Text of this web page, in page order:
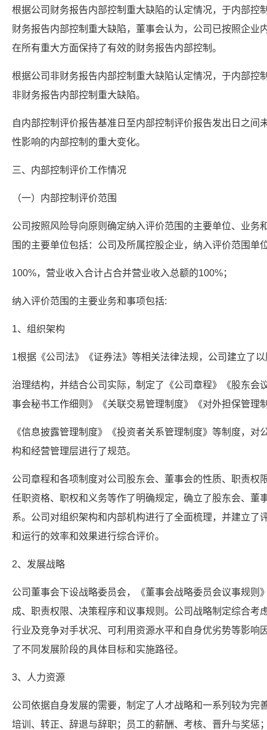
根据公司财务报告内部控制重大缺陷的认定情况，于内部控
财务报告内部控制重大缺陷，董事会认为，公司已按照企业
在所有重大方面保持了有效的财务报告内部控制。
根据公司非财务报告内部控制重大缺陷认定情况，于内部控
非财务报告内部控制重大缺陷。
自内部控制评价报告基准日至内部控制评价报告发出日之间
性影响的内部控制的重大变化。
三、内部控制评价工作情况
（一）内部控制评价范围
公司按照风险导向原则确定纳入评价范围的主要单位、业务
围的主要单位包括：公司及所属控股企业，纳入评价范围单
100%，营业收入合计占合并营业收入总额的100%；
纳入评价范围的主要业务和事项包括:
1、组织架构
1根据《公司法》《证券法》等相关法律法规，公司建立了
治理结构，并结合公司实际，制定了《公司章程》《股东会
事会秘书工作细则》《关联交易管理制度》《对外担保管理
《信息披露管理制度》《投资者关系管理制度》等制度，对
构和经营管理层进行了规范。
公司章程和各项制度对公司股东会、董事会的性质、职责权
任职资格、职权和义务等作了明确规定，确立了股东会、董
系。公司对组织架构和内部机构进行了全面梳理，并建立了
和运行的效率和效果进行综合评价。
2、发展战略
公司董事会下设战略委员会，《董事会战略委员会议事规则
成、职责权限、决策程序和议事规则。公司战略制定综合考
行业及竞争对手状况、可利用资源水平和自身优劣势等影响
了不同发展阶段的具体目标和实施路径。
3、人力资源
公司依据自身发展的需要，制定了人才战略和一系列较为完
培训、转正、辞退与辞职；员工的薪酬、考核、晋升与奖惩